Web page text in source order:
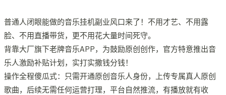
普通人闭眼能做的音乐挂机副业风口来了！不用才艺、不用露
脸、不用直播带货，更不用花大量时间死守。
背靠大厂旗下老牌音乐APP，为鼓励原创创作，官方特意推出音
乐人激励补贴计划，实打实撒钱分钱！
操作全程傻瓜式：只需开通原创音乐人身份，上传专属真人原创
歌曲，后续无需任何运营打理，平台自然推流，有播放就有收